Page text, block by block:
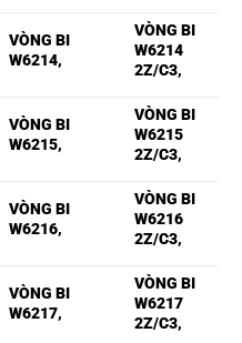
VÒNG BI
W6214,
VÒNG BI
W6214
2Z/C3,
VÒNG BI
W6215,
VÒNG BI
W6215
2Z/C3,
VÒNG BI
W6216,
VÒNG BI
W6216
2Z/C3,
VÒNG BI
W6217,
VÒNG BI
W6217
2Z/C3,